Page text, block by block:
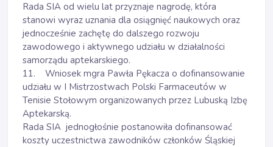
Rada SIA od wielu lat przyznaje nagrodę, która
stanowi wyraz uznania dla osiągnięć naukowych oraz
jednocześnie zachętę do dalszego rozwoju
zawodowego i aktywnego udziału w działalności
samorządu aptekarskiego.
11. Wniosek mgra Pawła Pękacza o dofinansowanie
udziału w I Mistrzostwach Polski Farmaceutów w
Tenisie Stołowym organizowanych przez Lubuską Izbę
Aptekarską.
Rada SIA jednogłośnie postanowiła dofinansować
koszty uczestnictwa zawodników członków Śląskiej